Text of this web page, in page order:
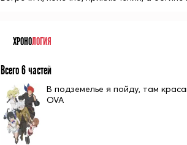
ХРОНОЛОГИЯ
Всего 6 частей
В подземелье я пойду, там
OVA